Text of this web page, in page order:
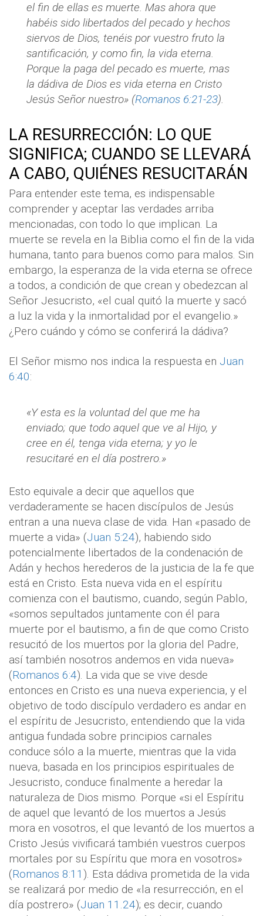
el fin de ellas es muerte. Mas ahora que
habéis sido libertados del pecado y hechos
siervos de Dios, tenéis por vuestro fruto la
santificación, y como fin, la vida eterna.
Porque la paga del pecado es muerte, mas
la dádiva de Dios es vida eterna en Cristo
Jesús Señor nuestro» (Romanos 6:21-23).
LA RESURRECCIÓN: LO QUE
SIGNIFICA; CUANDO SE LLEVARÁ
A CABO, QUIÉNES RESUCITARÁN
Para entender este tema, es indispensable
comprender y aceptar las verdades arriba
mencionadas, con todo lo que implican. La
muerte se revela en la Biblia como el fin de la vida
humana, tanto para buenos como para malos. Sin
embargo, la esperanza de la vida eterna se ofrece
a todos, a condición de que crean y obedezcan al
Señor Jesucristo, «el cual quitó la muerte y sacó
a luz la vida y la inmortalidad por el evangelio.»
¿Pero cuándo y cómo se conferirá la dádiva?
El Señor mismo nos indica la respuesta en Juan
6:40:
«Y esta es la voluntad del que me ha
enviado; que todo aquel que ve al Hijo, y
cree en él, tenga vida eterna; y yo le
resucitaré en el día postrero.»
Esto equivale a decir que aquellos que
verdaderamente se hacen discípulos de Jesús
entran a una nueva clase de vida. Han «pasado de
muerte a vida» (Juan 5:24), habiendo sido
potencialmente libertados de la condenación de
Adán y hechos herederos de la justicia de la fe que
está en Cristo. Esta nueva vida en el espíritu
comienza con el bautismo, cuando, según Pablo,
«somos sepultados juntamente con él para
muerte por el bautismo, a fin de que como Cristo
resucitó de los muertos por la gloria del Padre,
así también nosotros andemos en vida nueva»
(Romanos 6:4). La vida que se vive desde
entonces en Cristo es una nueva experiencia, y el
objetivo de todo discípulo verdadero es andar en
el espíritu de Jesucristo, entendiendo que la vida
antigua fundada sobre principios carnales
conduce sólo a la muerte, mientras que la vida
nueva, basada en los principios espirituales de
Jesucristo, conduce finalmente a heredar la
naturaleza de Dios mismo. Porque «si el Espíritu
de aquel que levantó de los muertos a Jesús
mora en vosotros, el que levantó de los muertos a
Cristo Jesús vivificará también vuestros cuerpos
mortales por su Espíritu que mora en vosotros»
(Romanos 8:11 ). Esta dádiva prometida de la vida
se realizará por medio de «la resurrección, en el
día postrero» (Juan 11.24); es decir, cuando